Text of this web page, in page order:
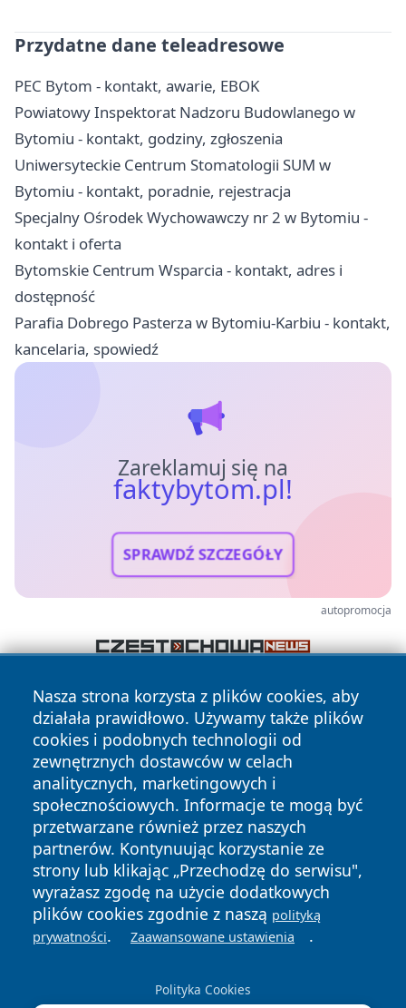
Przydatne dane teleadresowe
PEC Bytom - kontakt, awarie, EBOK
Powiatowy Inspektorat Nadzoru Budowlanego w
Bytomiu - kontakt, godziny, zgłoszenia
Uniwersyteckie Centrum Stomatologii SUM w
Bytomiu - kontakt, poradnie, rejestracja
Specjalny Ośrodek Wychowawczy nr 2 w Bytomiu -
kontakt i oferta
Bytomskie Centrum Wsparcia - kontakt, adres i
dostępność
Parafia Dobrego Pasterza w Bytomiu-Karbiu - kontakt,
kancelaria, spowiedź
Zareklamuj się na
faktybytom.pl!
SPRAWDŹ SZCZEGÓŁY
autopromocja
Nasza strona korzysta z plików cookies, aby
działała prawidłowo. Używamy także plików
cookies i podobnych technologii od
zewnętrznych dostawców w celach
analitycznych, marketingowych i
społecznościowych. Informacje te mogą być
przetwarzane również przez naszych
partnerów. Kontynuując korzystanie ze
strony lub klikając „Przechodzę do serwisu",
wyrażasz zgodę na użycie dodatkowych
plików cookies zgodnie z naszą polityką
prywatności. Zaawansowane ustawienia .
Polityka Cookies
Copyright © 2026 faktybytom.pl Wszystkie prawa zastrzeżone.
News Autorzy
Polityka
Prywatności
Polityka
Cookies